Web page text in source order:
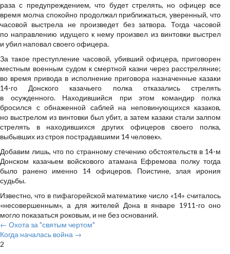
раза с преду­преждением, что будет стрелять, но офицер все
время молча спокойно продолжал приближаться, уверенный, что
часовой выстрела не произведет без затвора. Тогда часовой
по направлению идущего к нему произвел из винтовки выстрел
и убил наповал своего офицера.
За такое преступление часовой, убивший офицера, приговорен
местным военным судом к смертной казни через расстреляние;
во время привода в исполнение приговора назначенные казаки
14-го Донского казачьего полка отказались стрелять
в осужденного. Находившийся при этом командир полка
бросился с обнаженной саблей на неповинующихся казаков,
но выстрелом из винтовки был убит, а затем казаки стали залпом
стрелять в находившихся других офицеров своего полка,
выбывших из строя пострадавшими 14 человек».
Добавим лишь, что по странному стечению обстоятельств в 14-м
Донском казачьем войскового атамана Ефремова полку тогда
было ранено именно 14 офицеров. Поистине, злая ирония
судьбы.
Известно, что в пифагорейской математике число «14» считалось
«несовершенным», а для жителей Дона в январе 1911-го оно
могло показаться роковым, и не без оснований.
← Охота за "святым чертом"
Когда началась война →
2